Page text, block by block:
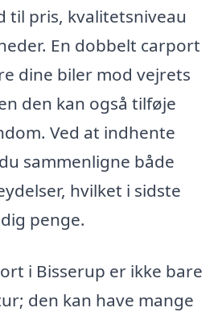
til pris, kvalitetsniveau
En dobbelt carport
dine biler mod vejrets
den kan også tilføje
Ved at indhente
sammenligne både
hvilket i sidste
penge.
i Bisserup er ikke bare
den kan have mange